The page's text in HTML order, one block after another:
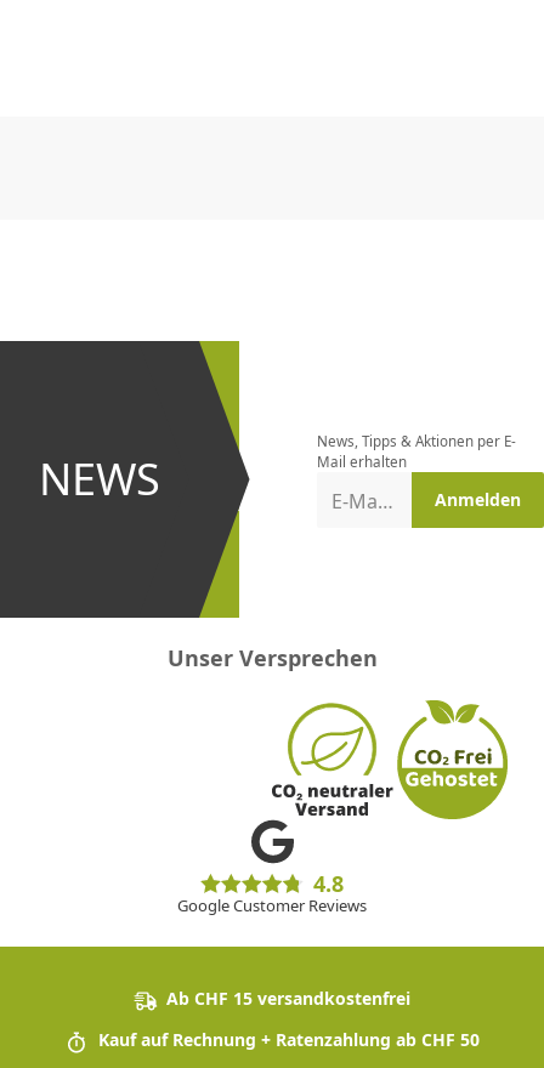
NEWS
und bei
Aktionen
News, Tipps & Aktionen per E-
Mail erhalten
E-Mail-Adresse Anmelden
Unser Versprechen
4.8
Google Customer Reviews
Ab CHF 15 versandkostenfrei
Kauf auf Rechnung + Ratenzahlung ab CHF 50